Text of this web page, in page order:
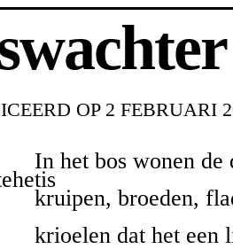
OP 2 FEBRUARI
In het bos wonen de
kruipen, broeden,
krioelen dat het een